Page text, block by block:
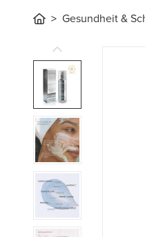
Gesundheit &